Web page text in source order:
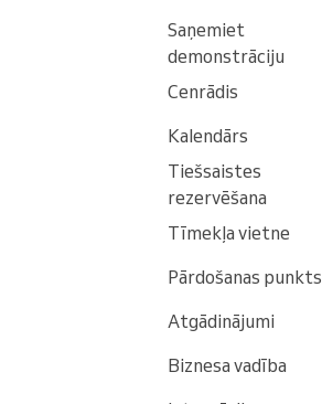
Saņemiet
demonstrāciju
Cenrādis
Kalendārs
Tiešsaistes
rezervēšana
Tīmekļa vietne
Pārdošanas punkts
Atgādinājumi
Biznesa vadība